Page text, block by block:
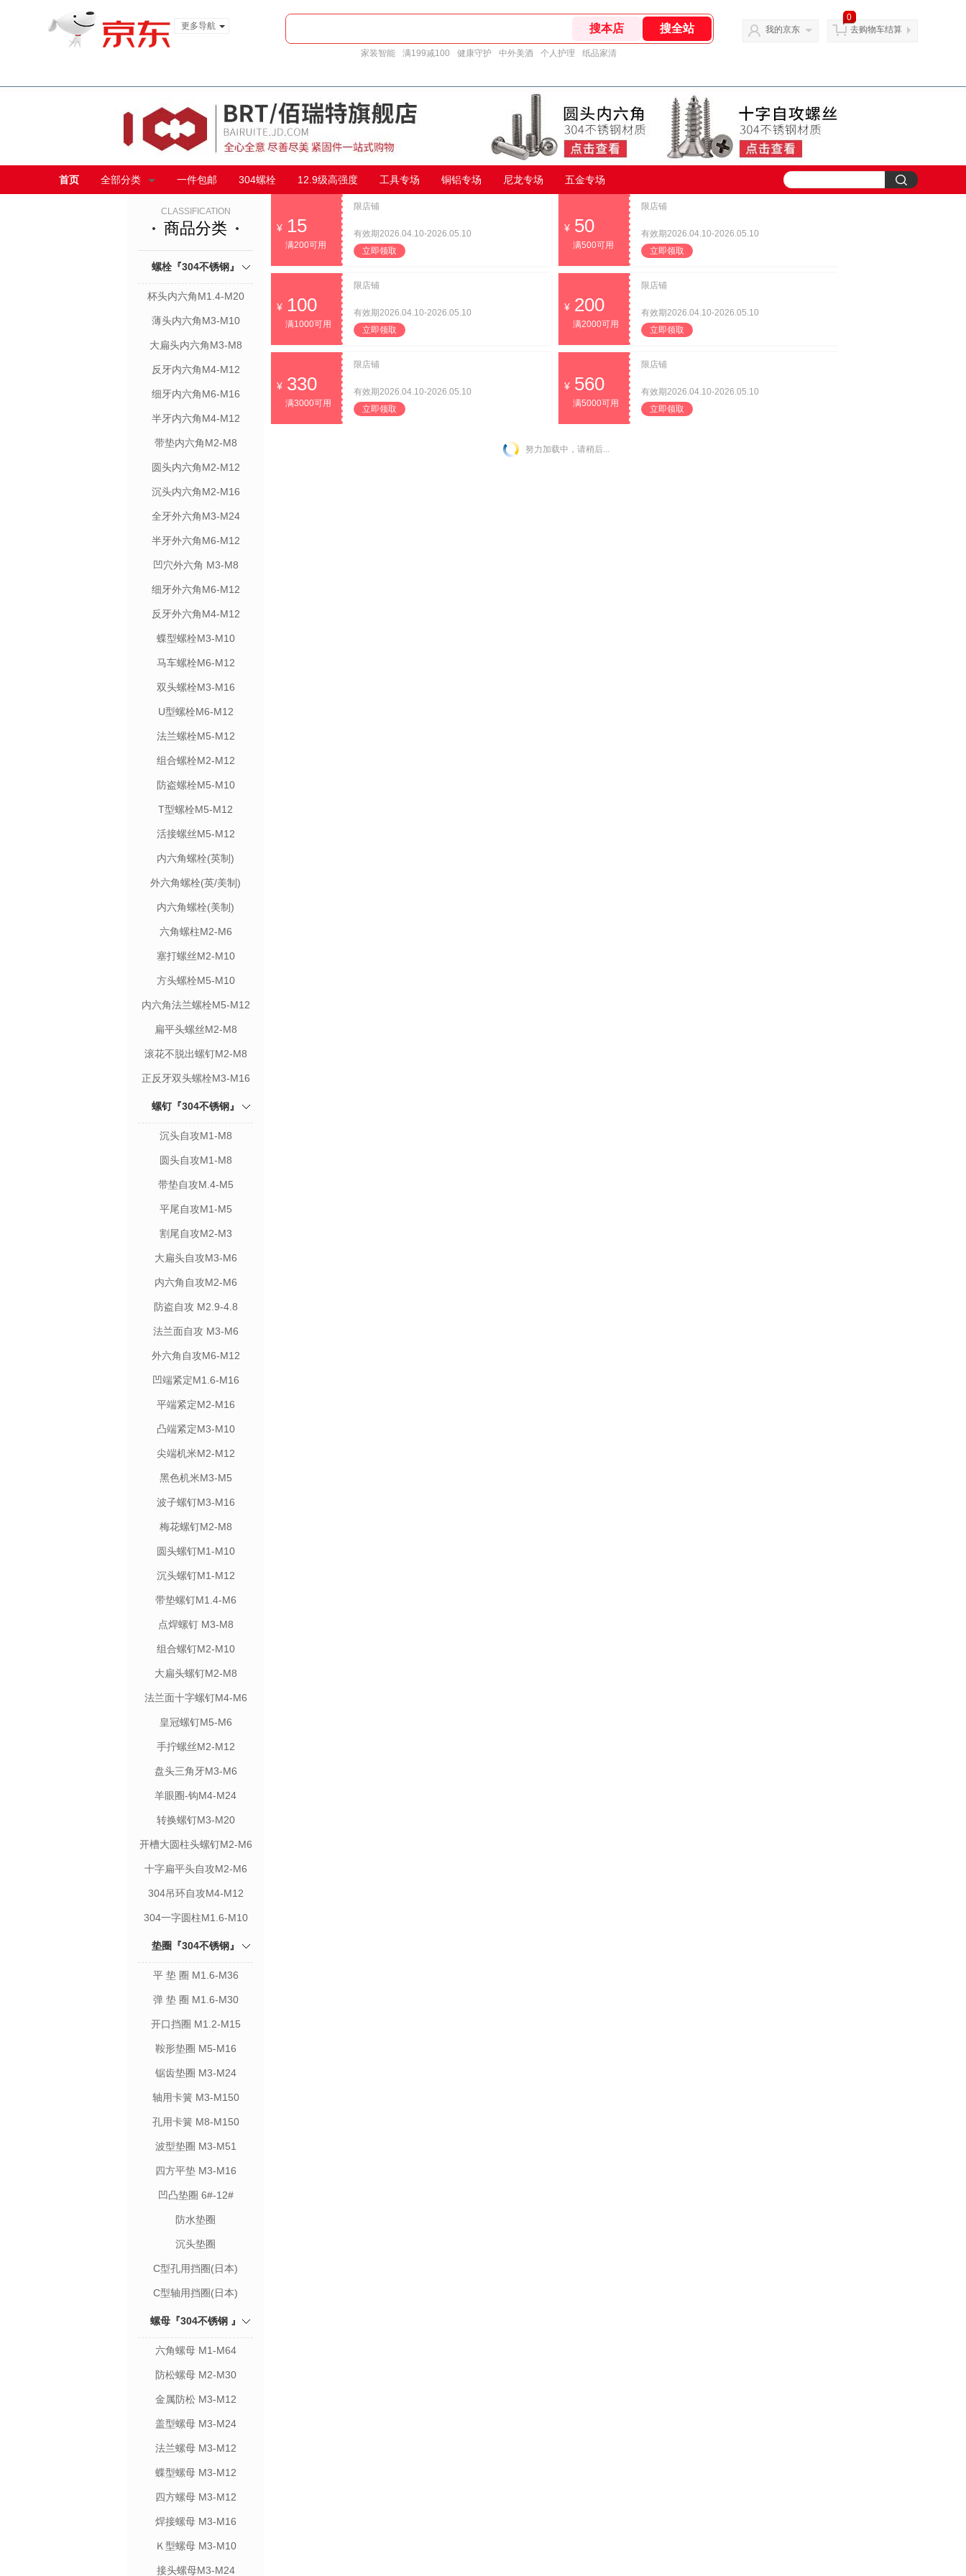
更多导航
家装智能 满199减100 健康守护 中外美酒 个人护理 纸品家清
我的京东
0
去购物车结算
首页 全部分类 一件包邮 304螺栓 12.9级高强度 工具专场 铜铝专场 尼龙专场 五金专场
CLASSIFICATION
商品分类
螺栓『304不锈钢』
杯头内六角M1.4-M20
薄头内六角M3-M10
大扁头内六角M3-M8
反牙内六角M4-M12
细牙内六角M6-M16
半牙内六角M4-M12
带垫内六角M2-M8
圆头内六角M2-M12
沉头内六角M2-M16
全牙外六角M3-M24
半牙外六角M6-M12
凹穴外六角 M3-M8
细牙外六角M6-M12
反牙外六角M4-M12
蝶型螺栓M3-M10
马车螺栓M6-M12
双头螺栓M3-M16
U型螺栓M6-M12
法兰螺栓M5-M12
组合螺栓M2-M12
防盗螺栓M5-M10
T型螺栓M5-M12
活接螺丝M5-M12
内六角螺栓(英制)
外六角螺栓(英/美制)
内六角螺栓(美制)
六角螺柱M2-M6
塞打螺丝M2-M10
方头螺栓M5-M10
内六角法兰螺栓M5-M12
扁平头螺丝M2-M8
滚花不脱出螺钉M2-M8
正反牙双头螺栓M3-M16
螺钉『304不锈钢』
沉头自攻M1-M8
圆头自攻M1-M8
带垫自攻M.4-M5
平尾自攻M1-M5
割尾自攻M2-M3
大扁头自攻M3-M6
内六角自攻M2-M6
防盗自攻 M2.9-4.8
法兰面自攻 M3-M6
外六角自攻M6-M12
凹端紧定M1.6-M16
平端紧定M2-M16
凸端紧定M3-M10
尖端机米M2-M12
黑色机米M3-M5
波子螺钉M3-M16
梅花螺钉M2-M8
圆头螺钉M1-M10
沉头螺钉M1-M12
带垫螺钉M1.4-M6
点焊螺钉 M3-M8
组合螺钉M2-M10
大扁头螺钉M2-M8
法兰面十字螺钉M4-M6
皇冠螺钉M5-M6
手拧螺丝M2-M12
盘头三角牙M3-M6
羊眼圈-钩M4-M24
转换螺钉M3-M20
开槽大圆柱头螺钉M2-M6
十字扁平头自攻M2-M6
304吊环自攻M4-M12
304一字圆柱M1.6-M10
垫圈『304不锈钢』
平 垫 圈 M1.6-M36
弹 垫 圈 M1.6-M30
开口挡圈 M1.2-M15
鞍形垫圈 M5-M16
锯齿垫圈 M3-M24
轴用卡簧 M3-M150
孔用卡簧 M8-M150
波型垫圈 M3-M51
四方平垫 M3-M16
凹凸垫圈 6#-12#
防水垫圈
沉头垫圈
C型孔用挡圈(日本)
C型轴用挡圈(日本)
螺母『304不锈钢 』
六角螺母 M1-M64
防松螺母 M2-M30
金属防松 M3-M12
盖型螺母 M3-M24
法兰螺母 M3-M12
蝶型螺母 M3-M12
四方螺母 M3-M12
焊接螺母 M3-M16
Ｋ型螺母 M3-M10
接头螺母M3-M24
15
满200可用
限店铺
有效期2026.04.10-2026.05.10
立即领取
50
满500可用
限店铺
有效期2026.04.10-2026.05.10
立即领取
100
满1000可用
限店铺
有效期2026.04.10-2026.05.10
立即领取
200
满2000可用
限店铺
有效期2026.04.10-2026.05.10
立即领取
330
满3000可用
限店铺
有效期2026.04.10-2026.05.10
立即领取
560
满5000可用
限店铺
有效期2026.04.10-2026.05.10
立即领取
努力加载中，请稍后...